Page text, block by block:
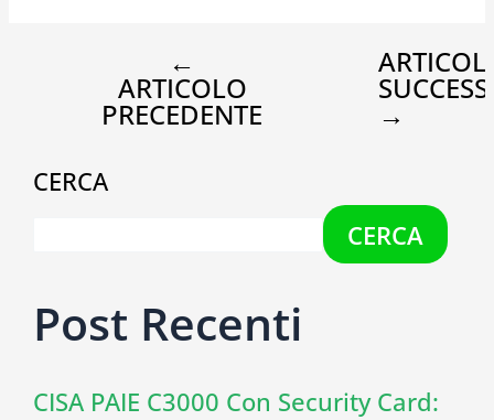
←
ARTICOLO
PRECEDENTE →
CERCA
CERCA
Post Recenti
CISA PAIE C3000 Con Security Card: